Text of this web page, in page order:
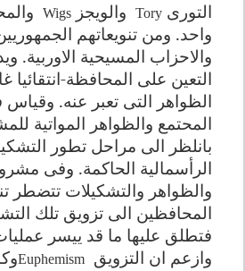
التورى Tory والويجز Wigs
واحد. ومن تنويعاتهم
والاحزاب المسيحية الاوربية.
التعين على المحافظة-انتقائيا
الظواهر التى تعبر عنه. وقياس
المحتمع والظواهر المواتية
بانلظر الى مراحل تطور
الرأسمالية الحاكمة. وفى
والظواهر والتشكيلات تتضطر
المحافظين الى تزويق تلك
فتطلق عليها ما قد ييسر
وازعم ان التزويق
Euphemism